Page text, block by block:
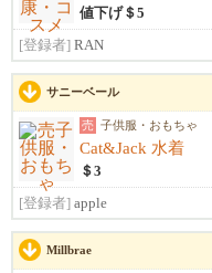
値下げ＄5
[登録者] RAN
サニーベール
売 子供服・おもちゃ
Cat&Jack 水着
＄3
[登録者] apple
Millbrae